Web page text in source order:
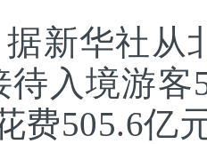
据新华社从
待入境游客
费505.6亿